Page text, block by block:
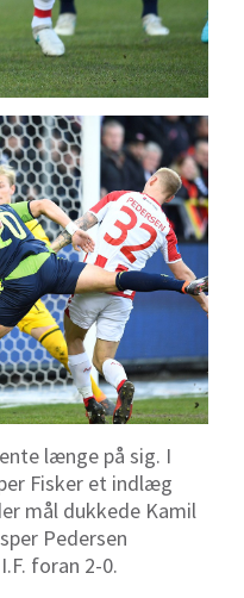
længe på sig. I
Fisker et indlæg
mål dukkede Kamil
Pedersen
foran 2-0.